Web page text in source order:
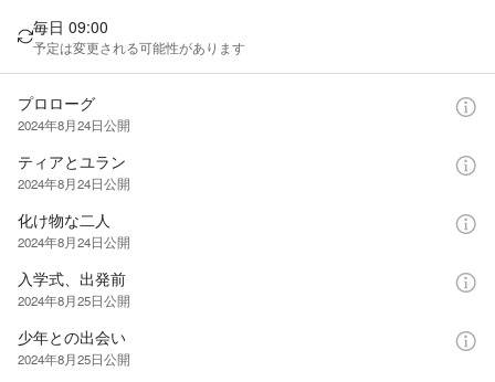
毎日 09:00
予定は変更される可能性があります
プロローグ
2024年8月24日公開
ティアとユラン
2024年8月24日公開
化け物な二人
2024年8月24日公開
入学式、出発前
2024年8月25日公開
少年との出会い
2024年8月25日公開